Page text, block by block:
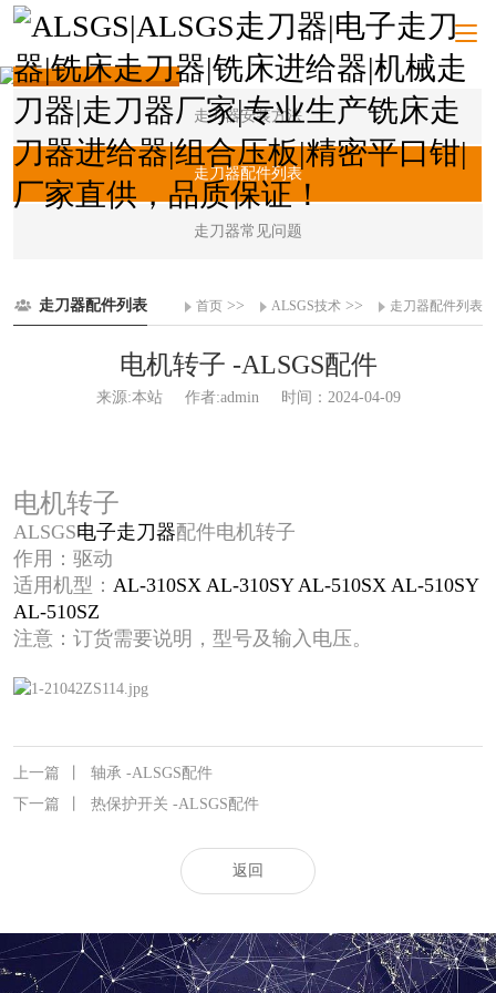
ALSGS技术
走刀器安装方法
走刀器配件列表
走刀器常见问题
走刀器配件列表 首页 >> ALSGS技术 >> 走刀器配件列表
电机转子 -ALSGS配件
来源:本站 作者:admin 时间：2024-04-09
电机转子
ALSGS电子走刀器配件电机转子
作用：驱动
适用机型： AL-310SX AL-310SY AL-510SX AL-510SY
AL-510SZ
注意：订货需要说明，型号及输入电压。
上一篇
轴承 -ALSGS配件
下一篇
热保护开关 -ALSGS配件
返回